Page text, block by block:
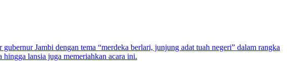
Jambi dengan tema “merdeka berlari, junjung adat tuah negeri” dalam rangka
lansia juga memeriahkan acara ini.